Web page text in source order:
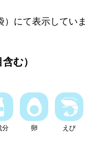
にて表示していま
む）
分 卵 えび